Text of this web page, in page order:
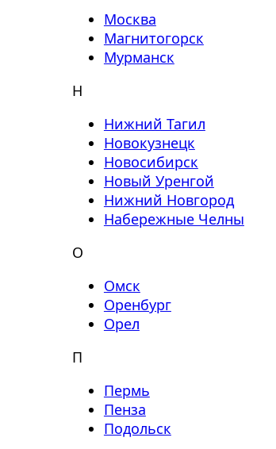
Москва
Магнитогорск
Мурманск
Н
Нижний Тагил
Новокузнецк
Новосибирск
Новый Уренгой
Нижний Новгород
Набережные Челны
О
Омск
Оренбург
Орел
П
Пермь
Пенза
Подольск